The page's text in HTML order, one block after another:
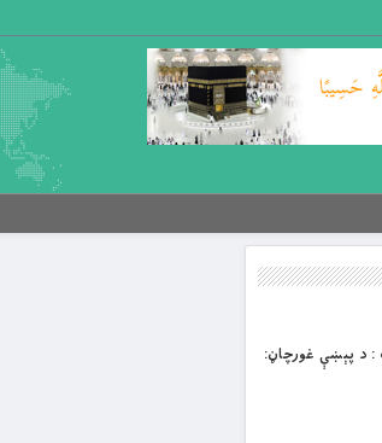
: د پېښې غورچاڼ: